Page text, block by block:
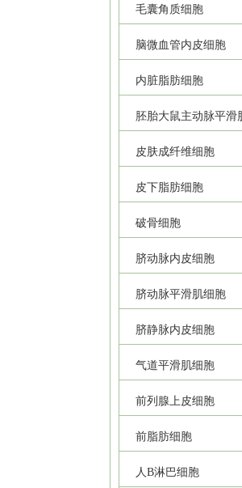
毛囊角质细胞
脑微血管内皮细胞
内脏脂肪细胞
胚胎大鼠主动脉平滑
皮肤成纤维细胞
皮下脂肪细胞
破骨细胞
脐动脉内皮细胞
脐动脉平滑肌细胞
脐静脉内皮细胞
气道平滑肌细胞
前列腺上皮细胞
前脂肪细胞
人B淋巴细胞